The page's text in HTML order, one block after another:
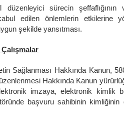
sürecin şeffaflığının
edilen önlemlerin etkilerine
şekilde yansıtması.
Çalışmalar
Sağlanması Hakkında Kanun,
Hakkında Kanun
imzaya, elektronik kimlik
başvuru sahibinin